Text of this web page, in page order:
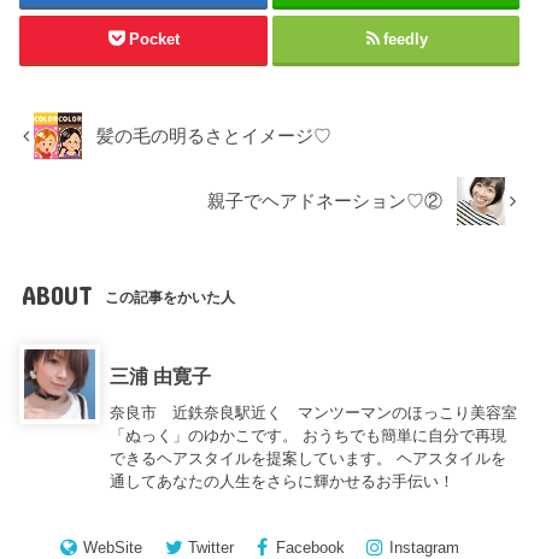
Pocket feedly
髪の毛の明るさとイメージ♡
親子でヘアドネーション♡②
ABOUT この記事をかいた人
三浦 由寛子
奈良市 近鉄奈良駅近く マンツーマンのほっこり美容室
「ぬっく」のゆかこです。 おうちでも簡単に自分で再現
できるヘアスタイルを提案しています。 ヘアスタイルを
通してあなたの人生をさらに輝かせるお手伝い！
WebSite Twitter Facebook Instagram